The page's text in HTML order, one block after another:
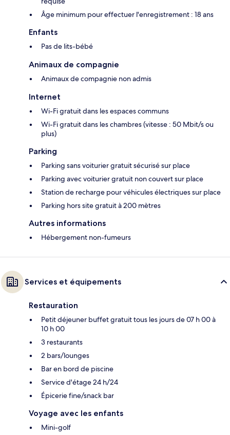
Âge minimum pour effectuer l'enregistrement : 18 ans
Enfants
Pas de lits-bébé
Animaux de compagnie
Animaux de compagnie non admis
Internet
Wi-Fi gratuit dans les espaces communs
Wi-Fi gratuit dans les chambres (vitesse : 50 Mbit/s ou
plus)
Parking
Parking sans voiturier gratuit sécurisé sur place
Parking avec voiturier gratuit non couvert sur place
Station de recharge pour véhicules électriques sur place
Parking hors site gratuit à 200 mètres
Autres informations
Hébergement non-fumeurs
Services et équipements
Restauration
Petit déjeuner buffet gratuit tous les jours de 07 h 00 à
10 h 00
3 restaurants
2 bars/lounges
Bar en bord de piscine
Service d'étage 24 h/24
Épicerie fine/snack bar
Voyage avec les enfants
Mini-golf